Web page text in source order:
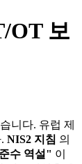
OT 보
니다. 유럽 제
NIS2 지침 의
수 역설" 이